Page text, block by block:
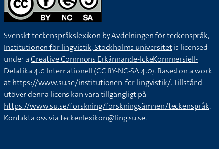
Svenskt teckenspråkslexikon byAvdelningen för teckenspråk,
Institutionen för lingvistik, Stockholms universitetis licensed
under aCreative Commons Erkännande-IckeKommersiell-
DelaLika 4.0 Internationell (CC BY-NC-SA 4.0).Based on a work
athttps://www.su.se/institutionen-for-lingvistik/. Tillstånd
utöver denna licens kan vara tillgängligt på
https://www.su.se/forskning/forskningsämnen/teckenspråk.
Kontakta oss viateckenlexikon@ling.su.se.